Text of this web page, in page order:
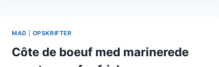
EN
LUKSURIØS
MAD OPSKRIFTER
Côte de boeuf med marinerede